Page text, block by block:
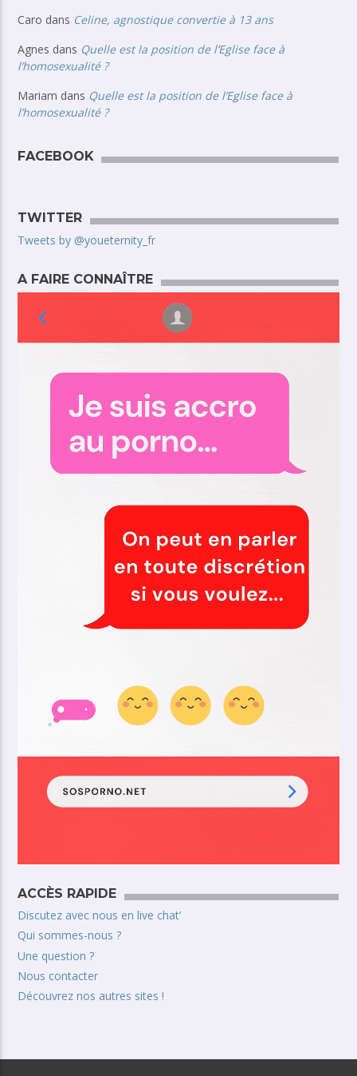
Caro dans Celine, agnostique convertie à 13 ans
Agnes dans Quelle est la position de l’Eglise face à
l’homosexualité ?
Mariam dans Quelle est la position de l’Eglise face à
l’homosexualité ?
FACEBOOK
TWITTER
Tweets by @youeternity_fr
A FAIRE CONNAÎTRE
ACCÈS RAPIDE
Discutez avec nous en live chat’
Qui sommes-nous ?
Une question ?
Nous contacter
Découvrez nos autres sites !